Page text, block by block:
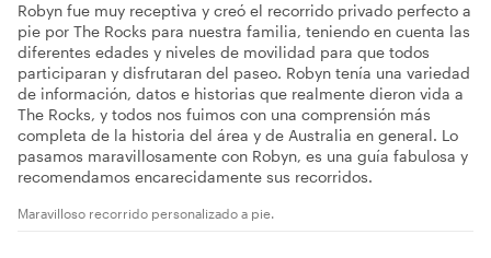
Robyn fue muy receptiva y creó el recorrido privado perfecto a
pie por The Rocks para nuestra familia, teniendo en cuenta las
diferentes edades y niveles de movilidad para que todos
participaran y disfrutaran del paseo. Robyn tenía una variedad
de información, datos e historias que realmente dieron vida a
The Rocks, y todos nos fuimos con una comprensión más
completa de la historia del área y de Australia en general. Lo
pasamos maravillosamente con Robyn, es una guía fabulosa y
recomendamos encarecidamente sus recorridos.
Maravilloso recorrido personalizado a pie.